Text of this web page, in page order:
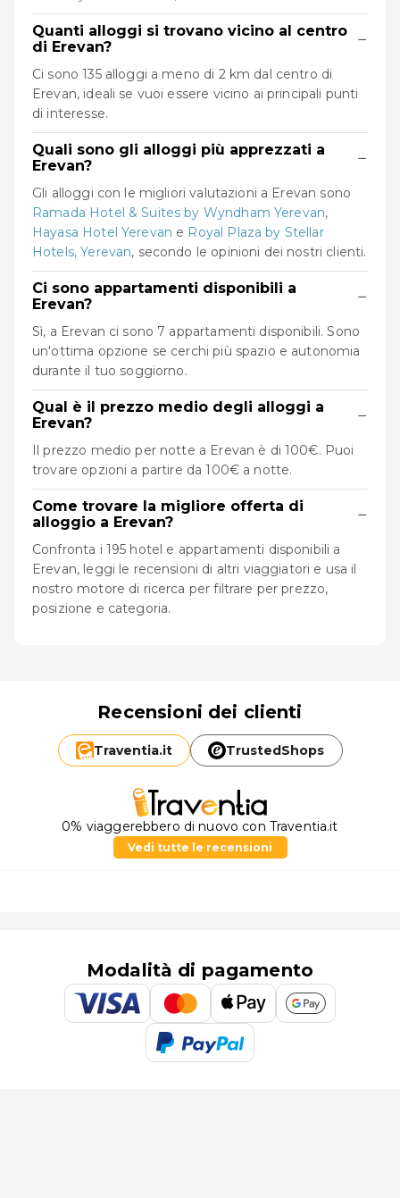
Quanti alloggi si trovano vicino al centro
di Erevan?
−
Ci sono 135 alloggi a meno di 2 km dal centro di
Erevan, ideali se vuoi essere vicino ai principali punti
di interesse.
Quali sono gli alloggi più apprezzati a
Erevan?
−
Gli alloggi con le migliori valutazioni a Erevan sono
Ramada Hotel & Suites by Wyndham Yerevan,
Hayasa Hotel Yerevan e Royal Plaza by Stellar
Hotels, Yerevan, secondo le opinioni dei nostri clienti.
Ci sono appartamenti disponibili a
Erevan?
−
Sì, a Erevan ci sono 7 appartamenti disponibili. Sono
un'ottima opzione se cerchi più spazio e autonomia
durante il tuo soggiorno.
Qual è il prezzo medio degli alloggi a
Erevan?
−
Il prezzo medio per notte a Erevan è di 100€. Puoi
trovare opzioni a partire da 100€ a notte.
Come trovare la migliore offerta di
alloggio a Erevan?
−
Confronta i 195 hotel e appartamenti disponibili a
Erevan, leggi le recensioni di altri viaggiatori e usa il
nostro motore di ricerca per filtrare per prezzo,
posizione e categoria.
Recensioni dei clienti
Traventia.it TrustedShops
0% viaggerebbero di nuovo con Traventia.it
Vedi tutte le recensioni
Modalità di pagamento